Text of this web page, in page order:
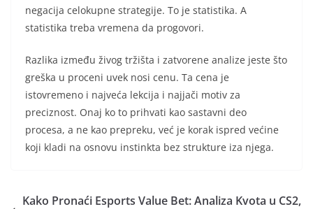
negacija celokupne strategije. To je statistika. A
statistika treba vremena da progovori.
Razlika između živog tržišta i zatvorene analize jeste što
greška u proceni uvek nosi cenu. Ta cena je
istovremeno i najveća lekcija i najjači motiv za
preciznost. Onaj ko to prihvati kao sastavni deo
procesa, a ne kao prepreku, već je korak ispred većine
koji kladi na osnovu instinkta bez strukture iza njega.
Kako Pronaći Esports Value Bet: Analiza Kvota u CS2,